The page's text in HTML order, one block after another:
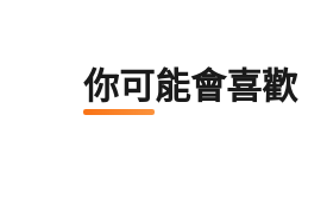
你可能會喜歡